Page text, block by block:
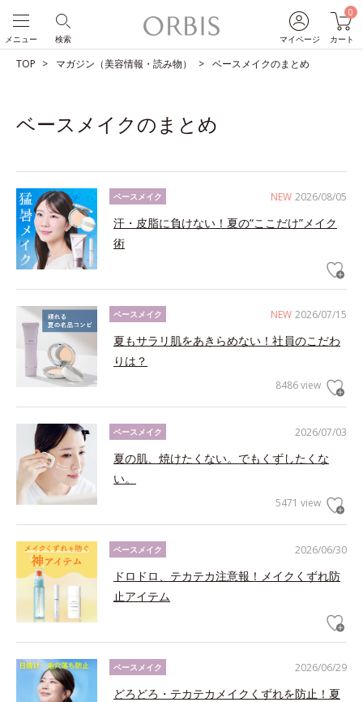
マイページ
0
カート
検索
メニュー
TOP マガジン（美容情報・読み物） ベースメイクのまとめ
ベースメイクのまとめ
NEW 2026/08/05
ベースメイク
汗・皮脂に負けない！夏の“ここだけ”メイク
術
NEW 2026/07/15
ベースメイク
夏もサラリ肌をあきらめない！社員のこだわ
りは？
8486 view
2026/07/03
ベースメイク
夏の肌、焼けたくない。でもくずしたくな
い。
5471 view
2026/06/30
ベースメイク
ドロドロ、テカテカ注意報！メイクくずれ防
止アイテム
2026/06/29
ベースメイク
どろどろ・テカテカメイクくずれを防止！夏